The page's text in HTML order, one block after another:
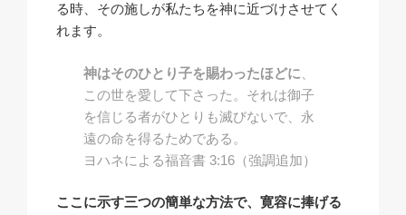
る時、その施しが私たちを神に近づけさせてく
れます。
神はそのひとり子を賜わったほどに
この世を愛して下さった。それは御子
を信じる者がひとりも滅びないで、永
遠の命を得るためである。
ヨハネによる福音書 3:16（強調追加）
ここに示す三つの簡単な方法で、寛容に捧げる